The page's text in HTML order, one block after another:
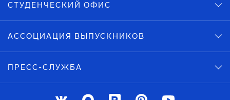
СТУДЕНЧЕСКИЙ ОФИС
АССОЦИАЦИЯ ВЫПУСКНИКОВ
ПРЕСС-СЛУЖБА